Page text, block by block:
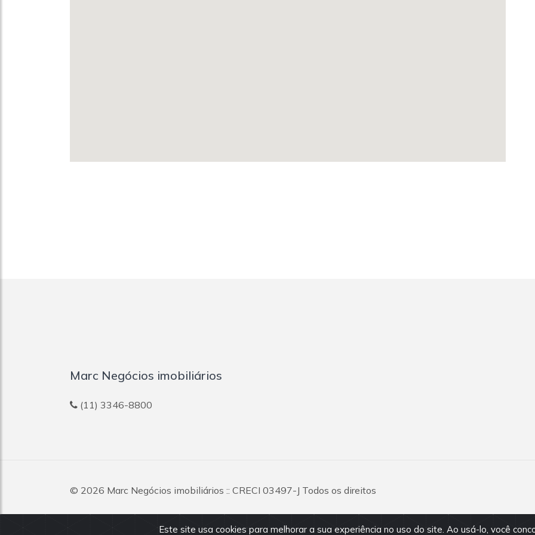
Este site usa cookies para melhorar a sua experiência no uso do site. Ao usá-lo, você
Marc Negócios imobiliários
(11) 3346-8800
© 2026 Marc Negócios imobiliários :: CRECI 03497-J Todos os direitos